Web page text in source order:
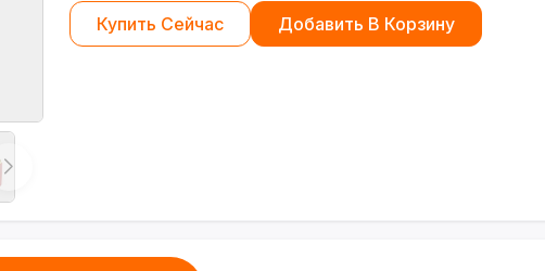
Купить Сейчас Добавить В Корзину